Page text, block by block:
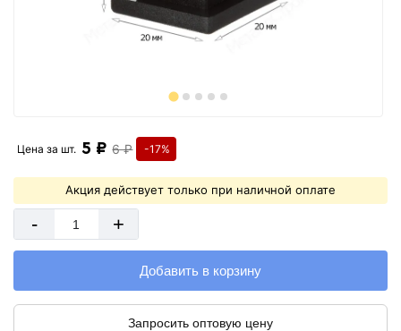
Цена за шт. 5 ₽ 6 ₽ -17%
Акция действует только при наличной оплате
- +
Добавить в корзину
Запросить оптовую цену